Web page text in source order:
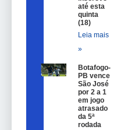
até esta
quinta
(18)
Leia mais
»
Botafogo-
PB vence
São José
por 2 a 1
em jogo
atrasado
da 5ª
rodada